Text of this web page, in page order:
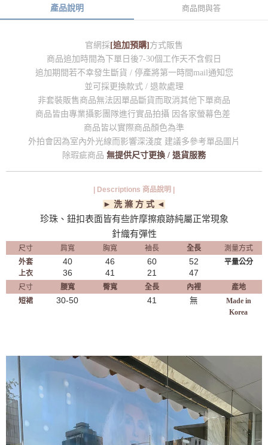
產品說明 商品問與答
官網採[追加預購]方式販售
商品追加時間為下單日後7-30個工作天不含假日
追加期間若不幸發生斷貨 / 停產將第一時間mail通知您
並可採更換款式 / 退款處理
非套裝販售商品無法因單品斷貨而取消其他下單商品
商品皆由專業攝影團隊進行實品拍攝 因各家螢幕色差
商品皆以實際商品顏色為準
外拍會因為室內外光線而影響深淺度 建議多參考單品圖片
除瑕疵商品 無提供尺寸更換 / 退貨服務
| Descriptions 商品說明 |
► 洗 滌 方 式 ◄
珍珠、鈕扣表面皆有些許摩擦痕跡純屬正常現象
針織有彈性
尺寸 肩寬 胸寬 袖長 全長
測量方式
外套
上衣
40
36
46
41
60
21
52
47
平量公分
尺寸 腰寬 臀寬 全長 內裡
產地
短裙
30-50 41 無
Made in
Korea